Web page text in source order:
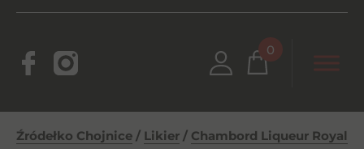
0
Źródełko Chojnice / Likier / Chambord Liqueur Royal